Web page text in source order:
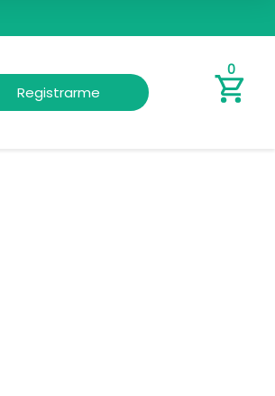
Registrarme
0